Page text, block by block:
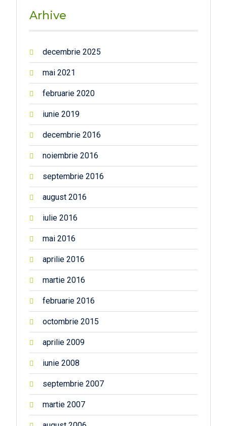
Arhive
decembrie 2025
mai 2021
februarie 2020
iunie 2019
decembrie 2016
noiembrie 2016
septembrie 2016
august 2016
iulie 2016
mai 2016
aprilie 2016
martie 2016
februarie 2016
octombrie 2015
aprilie 2009
iunie 2008
septembrie 2007
martie 2007